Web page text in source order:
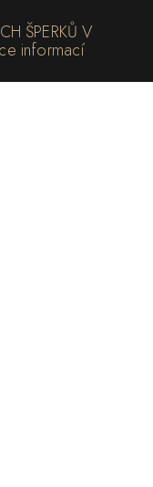
ŠPERKŮ V
informací